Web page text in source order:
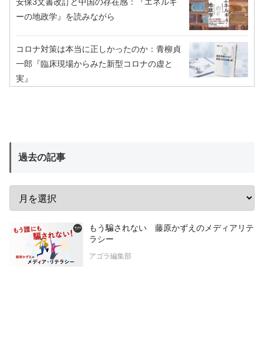
ーの地政学』を読みながら
コロナ対策は本当に正しかったのか：青柳貞
一郎『臨床現場からみた新型コロナの虚と
実』
過去の記事
もう騙されない 藤原かずえのメディアリテ
ラシー
アゴラ編集部